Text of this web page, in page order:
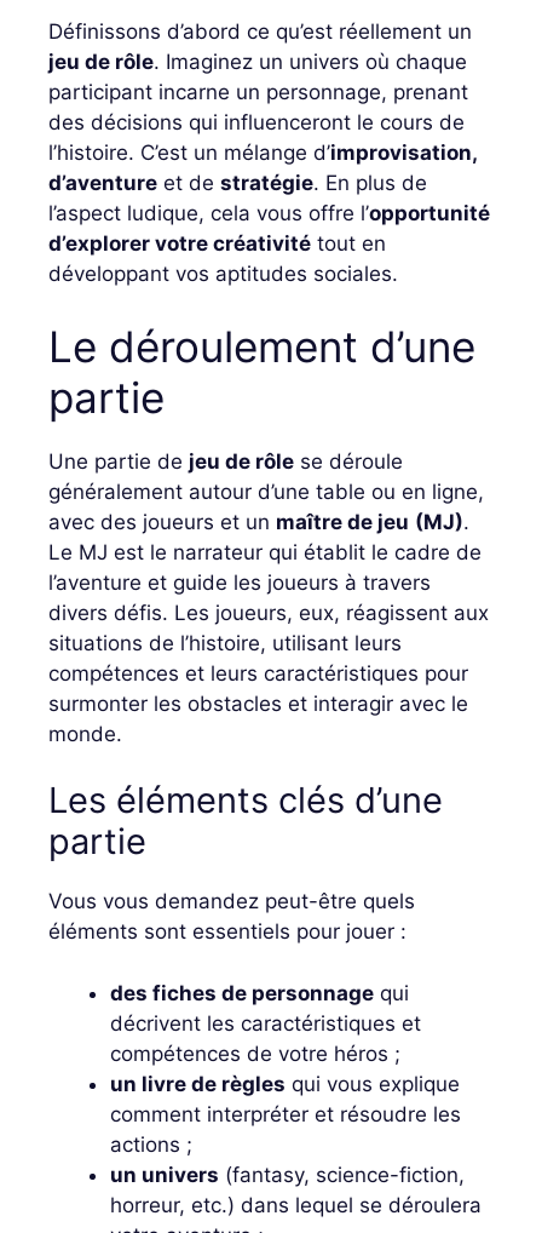
Définissons d’abord ce qu’est réellement un
jeu de rôle. Imaginez un univers où chaque
participant incarne un personnage, prenant
des décisions qui influenceront le cours de
l’histoire. C’est un mélange d’improvisation,
d’aventure et de stratégie. En plus de
l’aspect ludique, cela vous offre l’opportunité
d’explorer votre créativité tout en
développant vos aptitudes sociales.
Le déroulement d’une
partie
Une partie de jeu de rôle se déroule
généralement autour d’une table ou en ligne,
avec des joueurs et un maître de jeu (MJ).
Le MJ est le narrateur qui établit le cadre de
l’aventure et guide les joueurs à travers
divers défis. Les joueurs, eux, réagissent aux
situations de l’histoire, utilisant leurs
compétences et leurs caractéristiques pour
surmonter les obstacles et interagir avec le
monde.
Les éléments clés d’une
partie
Vous vous demandez peut-être quels
éléments sont essentiels pour jouer :
des fiches de personnage qui
décrivent les caractéristiques et
compétences de votre héros ;
un livre de règles qui vous explique
comment interpréter et résoudre les
actions ;
un univers (fantasy, science-fiction,
horreur, etc.) dans lequel se déroulera